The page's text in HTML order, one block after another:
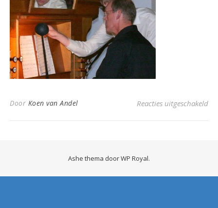
Door Koen van Andel Reacties uitgeschakeld
Ashe thema doorWP Royal.